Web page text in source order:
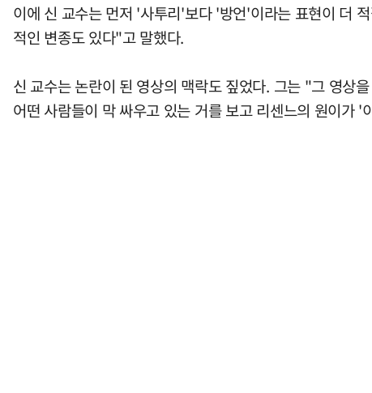
이에 신 교수는 먼저 '사투리'보다 '방언'이라는 표현이 더
적인 변종도 있다"고 말했다.
신 교수는 논란이 된 영상의 맥락도 짚었다. 그는 "그 영상
어떤 사람들이 막 싸우고 있는 거를 보고 리센느의 원이가